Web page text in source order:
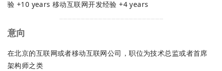
验 +10 years 移动互联网开发经验 +4 years
意向
在北京的互联网或者移动互联网公司，职位为技术总监或者首席
架构师之类